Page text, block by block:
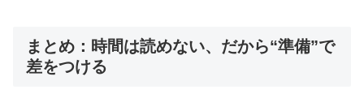
まとめ：時間は読めない、だから“準備”で
差をつける